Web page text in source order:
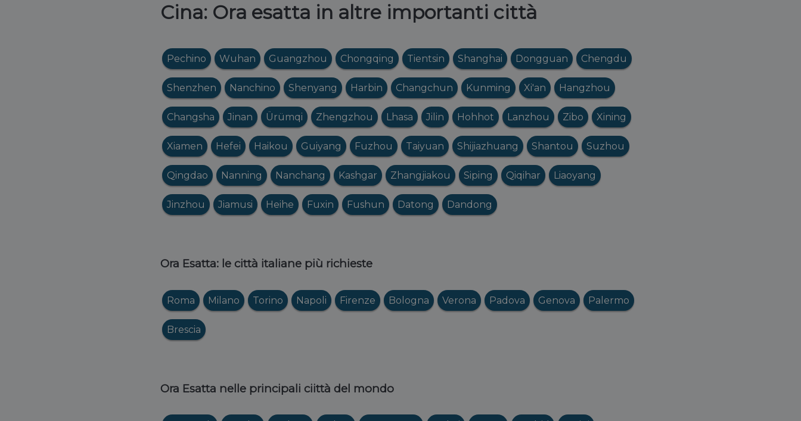
Cina: Ora esatta in altre importanti città
Pechino Wuhan Guangzhou Chongqing Tientsin Shanghai Dongguan Chengdu
Shenzhen Nanchino Shenyang Harbin Changchun Kunming Xi'an Hangzhou
Changsha Jinan Ürümqi Zhengzhou Lhasa Jilin Hohhot Lanzhou Zibo Xining
Xiamen Hefei Haikou Guiyang Fuzhou Taiyuan Shijiazhuang Shantou Suzhou
Qingdao Nanning Nanchang Kashgar Zhangjiakou Siping Qiqihar Liaoyang
Jinzhou Jiamusi Heihe Fuxin Fushun Datong Dandong
Ora Esatta: le città italiane più richieste
Roma Milano Torino Napoli Firenze Bologna Verona Padova Genova Palermo
Brescia
Ora Esatta nelle principali ciittà del mondo